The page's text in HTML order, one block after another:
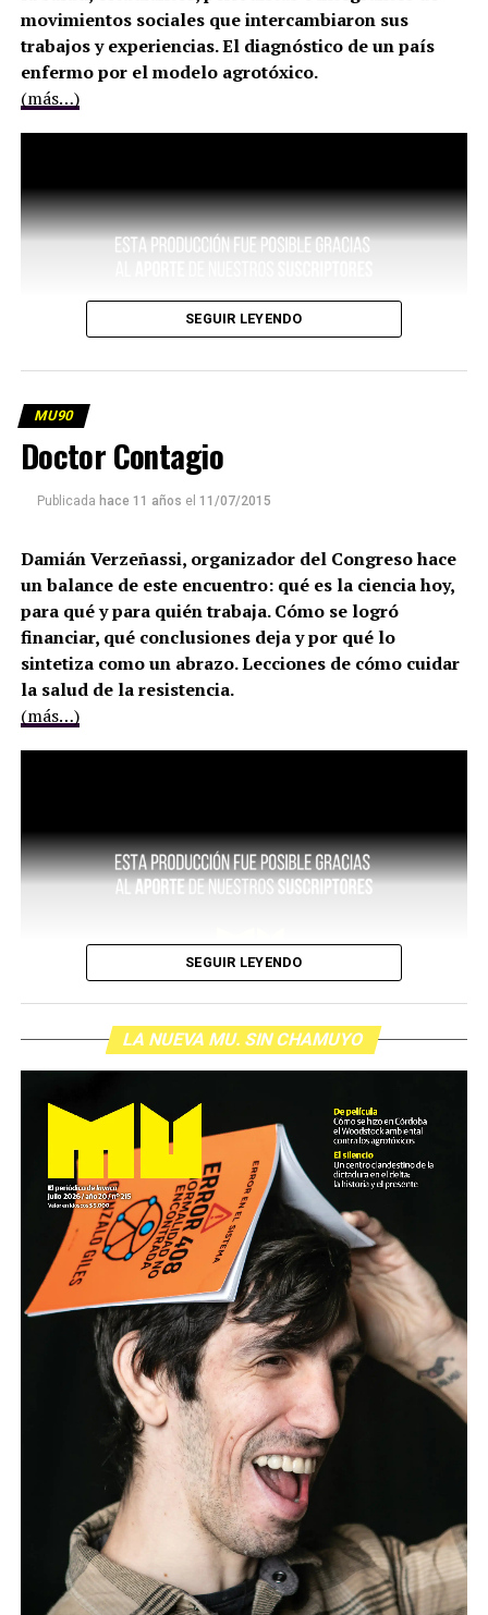
movimientos sociales que intercambiaron sus
trabajos y experiencias. El diagnóstico de un país
enfermo por el modelo agrotóxico.
(más…)
SEGUIR LEYENDO
MU90
Doctor Contagio
Publicada hace 11 años el 11/07/2015
Damián Verzeñassi, organizador del Congreso hace
un balance de este encuentro: qué es la ciencia hoy,
para qué y para quién trabaja. Cómo se logró
financiar, qué conclusiones deja y por qué lo
sintetiza como un abrazo. Lecciones de cómo cuidar
la salud de la resistencia.
(más…)
SEGUIR LEYENDO
LA NUEVA MU. SIN CHAMUYO